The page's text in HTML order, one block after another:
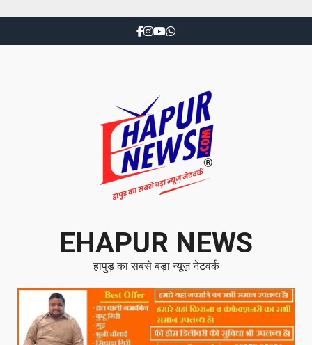
EHAPUR NEWS
हापुड़ का सबसे बड़ा न्यूज़ नेटवर्क